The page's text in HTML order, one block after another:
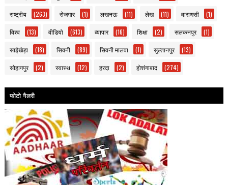
राष्ट्रीय (263) रोजगार (1) लखनऊ (11) लेख (11) वाराणसी (1)
विश्व (13) वीडियो (613) व्यापार (16) शिक्षा (2) सलकनपुर (1)
साईंखेड़ा (18) सिवनी (89) सिवनी मालवा (1) सुल्तानपुर (13)
सोहागपुर (2) स्वास्थ (12) हरदा (2) होशंगाबाद (274)
फोटो गैलरी